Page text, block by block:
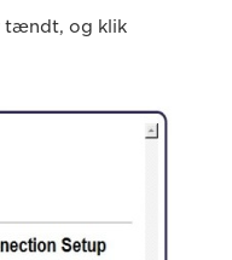
tændt, og klik